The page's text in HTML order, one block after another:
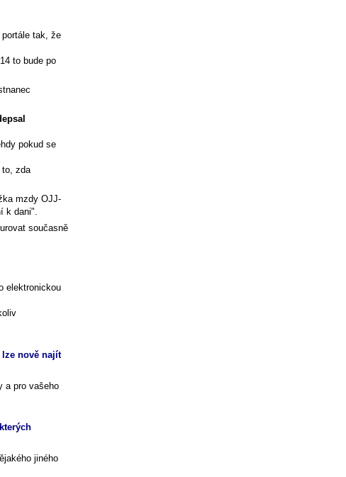
portále tak, že
to bude po
pokud se
to, zda
mzdy OJJ-
k dani".
současně
elektronickou
lze nově najít
a pro vašeho
jiného